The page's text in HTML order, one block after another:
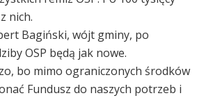
nich.
Bagiński, wójt gminy, po
OSP będą jak nowe.
bo mimo ograniczonych środków
Fundusz do naszych potrzeb i